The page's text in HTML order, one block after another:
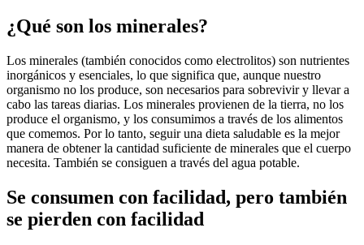
¿Qué son los minerales?
Los minerales (también conocidos como electrolitos) son nutrientes
inorgánicos y esenciales, lo que significa que, aunque nuestro
organismo no los produce, son necesarios para sobrevivir y llevar a
cabo las tareas diarias. Los minerales provienen de la tierra, no los
produce el organismo, y los consumimos a través de los alimentos
que comemos. Por lo tanto, seguir una dieta saludable es la mejor
manera de obtener la cantidad suficiente de minerales que el cuerpo
necesita. También se consiguen a través del agua potable.
Se consumen con facilidad, pero también
se pierden con facilidad